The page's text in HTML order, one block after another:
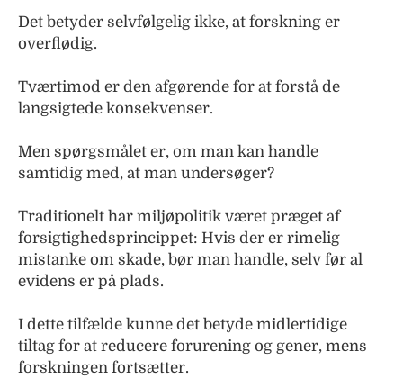
Det betyder selvfølgelig ikke, at forskning er
overflødig.
Tværtimod er den afgørende for at forstå de
langsigtede konsekvenser.
Men spørgsmålet er, om man kan handle
samtidig med, at man undersøger?
Traditionelt har miljøpolitik været præget af
forsigtighedsprincippet: Hvis der er rimelig
mistanke om skade, bør man handle, selv før al
evidens er på plads.
I dette tilfælde kunne det betyde midlertidige
tiltag for at reducere forurening og gener, mens
forskningen fortsætter.